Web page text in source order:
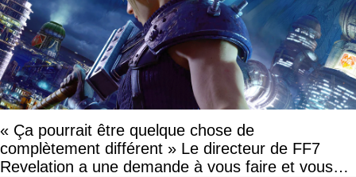
« Ça pourrait être quelque chose de
complètement différent » Le directeur de FF7
Revelation a une demande à vous faire et vous